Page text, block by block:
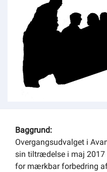
Planportal
Om kommunen
Baggrund:
Overgangsudvalget i
sin tiltrædelse i maj 2017
for mærkbar forbedring